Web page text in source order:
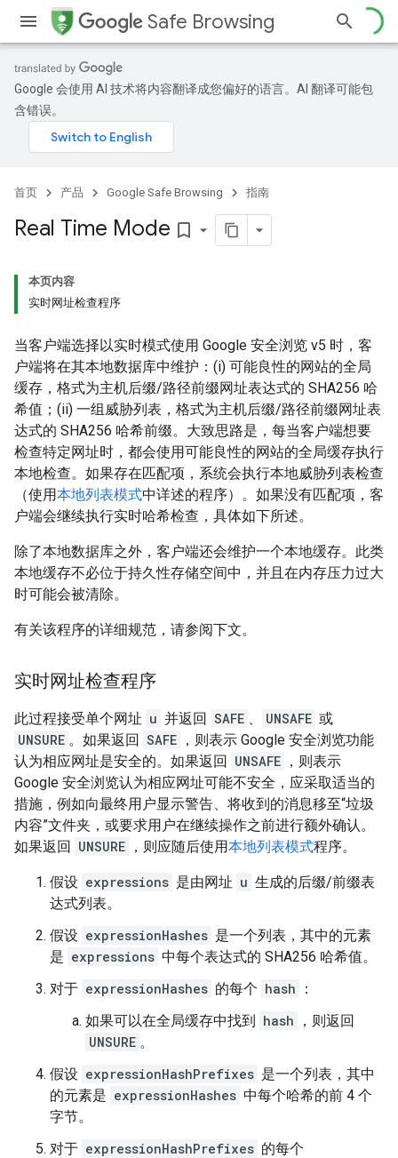
Safe Browsing
Google 会使用 AI 技术将内容翻译成您偏好的语言。AI 翻译可能包
含错误。
首页 产品 Google Safe Browsing 指南
Real Time Mode bookmark_border
本页内容
实时网址检查程序
当客户端选择以实时模式使用 Google 安全浏览 v5 时，客
户端将在其本地数据库中维护：(i) 可能良性的网站的全局
缓存，格式为主机后缀/路径前缀网址表达式的 SHA256 哈
希值；(ii) 一组威胁列表，格式为主机后缀/路径前缀网址表
达式的 SHA256 哈希前缀。大致思路是，每当客户端想要
检查特定网址时，都会使用可能良性的网站的全局缓存执行
本地检查。如果存在匹配项，系统会执行本地威胁列表检查
（使用本地列表模式中详述的程序）。如果没有匹配项，客
户端会继续执行实时哈希检查，具体如下所述。
除了本地数据库之外，客户端还会维护一个本地缓存。此类
本地缓存不必位于持久性存储空间中，并且在内存压力过大
时可能会被清除。
有关该程序的详细规范，请参阅下文。
实时网址检查程序
此过程接受单个网址 u 并返回 SAFE 、 UNSAFE 或
UNSURE 。如果返回 SAFE ，则表示 Google 安全浏览功能
认为相应网址是安全的。如果返回 UNSAFE ，则表示
Google 安全浏览认为相应网址可能不安全，应采取适当的
措施，例如向最终用户显示警告、将收到的消息移至“垃圾
内容”文件夹，或要求用户在继续操作之前进行额外确认。
如果返回 UNSURE ，则应随后使用本地列表模式程序。
假设 expressions 是由网址 u 生成的后缀/前缀表
达式列表。
假设 expressionHashes 是一个列表，其中的元素
是 expressions 中每个表达式的 SHA256 哈希值。
对于 expressionHashes 的每个 hash
：
如果可以在全局缓存中找到 hash
，则返回
UNSURE 。
假设 expressionHashPrefixes 是一个列表，其中
的元素是 expressionHashes 中每个哈希的前 4 个
字节。
对于 expressionHashPrefixes 的每个